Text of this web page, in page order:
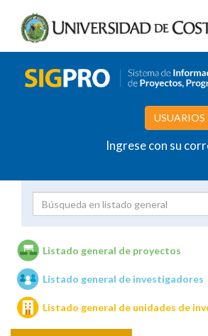
USUARIOS
Ingrese con su
Unidades de investigación
Listado general de proyectos
Listado general de investigadores
Listado general de unidades de